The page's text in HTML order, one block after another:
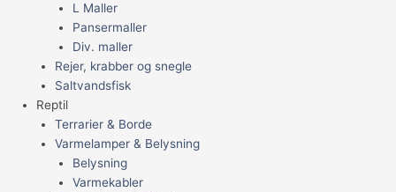
L Maller
Pansermaller
Div. maller
Rejer, krabber og snegle
Saltvandsfisk
Reptil
Terrarier & Borde
Varmelamper & Belysning
Belysning
Varmekabler